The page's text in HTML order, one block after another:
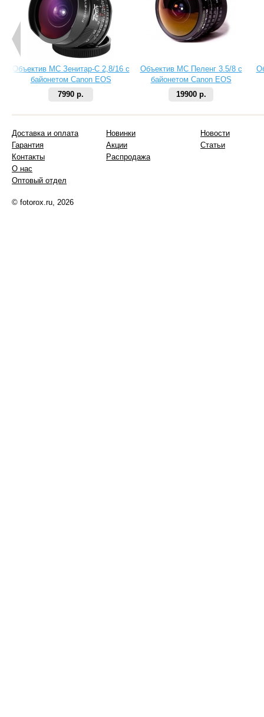
Объектив МС Зенитар-C 2,8/16 с
байонетом Canon EOS
7990 р.
Объектив МС Пеленг 3.5/8 с
байонетом Canon EOS
19900 р.
Доставка и оплата
Гарантия
Контакты
О нас
Оптовый отдел
Новинки
Акции
Распродажа
Новости
Статьи
© fotorox.ru, 2026